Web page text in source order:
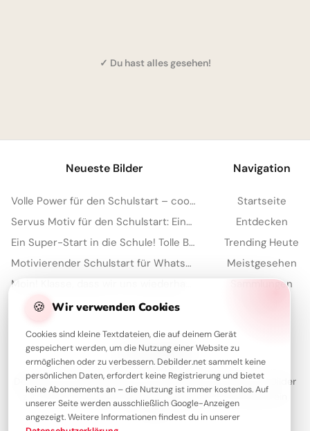
✓ Du hast alles gesehen!
🍪 Wir verwenden Cookies
Cookies sind kleine Textdateien, die auf deinem Gerät
gespeichert werden, um die Nutzung einer Website zu
ermöglichen oder zu verbessern. Debilder.net sammelt keine
persönlichen Daten, erfordert keine Registrierung und bietet
keine Abonnements an – die Nutzung ist immer kostenlos. Auf
unserer Seite werden ausschließlich Google-Anzeigen
angezeigt. Weitere Informationen findest du in unserer
Neueste Bilder
Volle Power für den Schulstart – coole Sprüche für TikTok!
Servus Motiv für den Schulstart: Eine lustige Eichhörnchen Grafik für WhatsApp
Ein Super-Start in die Schule! Tolle Bilder für Pinterest zum Teilen.
Motivierender Schulstart für WhatsApp: Energiegeladen ins neue Schuljahr!
Navigation
Startseite
Entdecken
Trending Heute
Meistgesehen
Sammlungen
Über Debilder
Debilder ist deine Plattform für die schönsten Grüße und Bilder
zum Teilen. Entdecke unsere Sammlung und verschenke ein
Lächeln!